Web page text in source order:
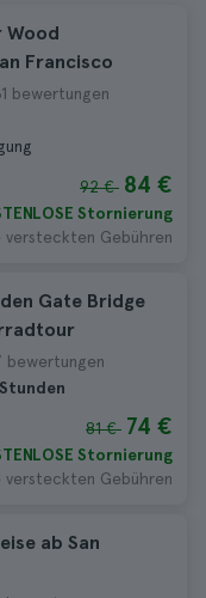
Wood
Francisco
bewertungen
92 € 84 €
Stornierung
versteckten Gebühren
Gate Bridge
bewertungen
81 € 74 €
Stornierung
versteckten Gebühren
ab San